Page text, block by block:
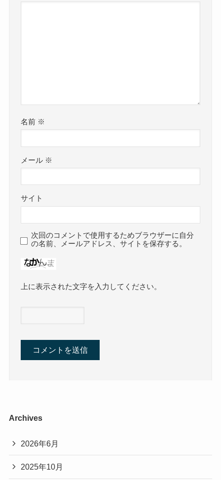
名前 ※
メール ※
サイト
次回のコメントで使用するためブラウザーに自分
の名前、メールアドレス、サイトを保存する。
上に表示された文字を入力してください。
Archives
2026年6月
2025年10月